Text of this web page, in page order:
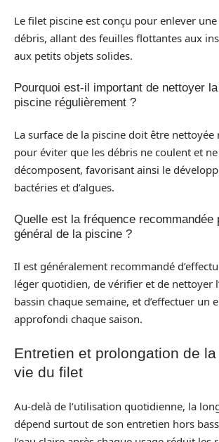
Le filet piscine est conçu pour enlever
débris, allant des feuilles flottantes aux
aux petits objets solides.
Pourquoi est-il important de nettoyer
piscine régulièrement ?
La surface de la piscine doit être
pour éviter que les débris ne coulent et ne
décomposent, favorisant ainsi le
bactéries et d’algues.
Quelle est la fréquence recommandée
général de la piscine ?
Il est généralement recommandé
léger quotidien, de vérifier et de nettoyer
bassin chaque semaine, et d’effectuer un
approfondi chaque saison.
Entretien et prolongation de
vie du filet
Au-delà de l’utilisation quotidienne, la
dépend surtout de son entretien hors